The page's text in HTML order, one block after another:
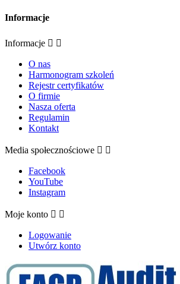
Informacje
Informacje  
O nas
Harmonogram szkoleń
Rejestr certyfikatów
O firmie
Nasza oferta
Regulamin
Kontakt
Media społecznościowe  
Facebook
YouTube
Instagram
Moje konto  
Logowanie
Utwórz konto